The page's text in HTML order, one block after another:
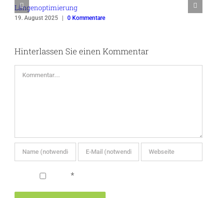
Längenoptimierung
19. August 2025 0 Kommentare
Hinterlassen Sie einen Kommentar
Kommentar
*